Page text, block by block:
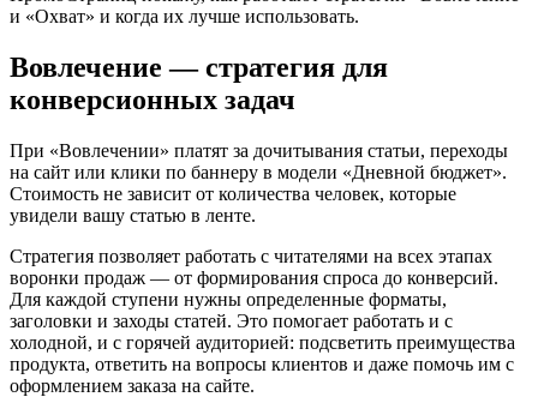
и «Охват» и когда их лучше использовать.
Вовлечение — стратегия для
конверсионных задач
При «Вовлечении» платят за дочитывания статьи, переходы
на сайт или клики по баннеру в модели «Дневной бюджет».
Стоимость не зависит от количества человек, которые
увидели вашу статью в ленте.
Стратегия позволяет работать с читателями на всех этапах
воронки продаж — от формирования спроса до конверсий.
Для каждой ступени нужны определенные форматы,
заголовки и заходы статей. Это помогает работать и с
холодной, и с горячей аудиторией: подсветить преимущества
продукта, ответить на вопросы клиентов и даже помочь им с
оформлением заказа на сайте.